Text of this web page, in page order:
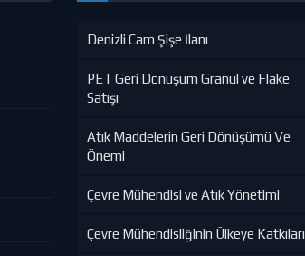
Denizli Cam Şişe İlanı
PET Geri Dönüşüm Granül ve Flake
Satışı
Atık Maddelerin Geri Dönüşümü Ve
Önemi
Çevre Mühendisi ve Atık Yönetimi
Çevre Mühendisliğinin Ülkeye Katkıları